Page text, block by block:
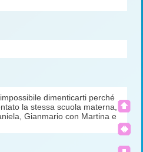
dimenticarti perché
la stessa scuola materna,
Gianmario con Martina e